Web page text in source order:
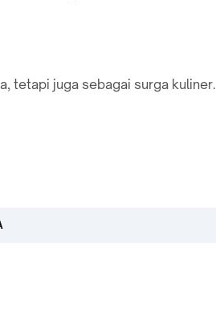
tetapi juga sebagai surga kuliner.